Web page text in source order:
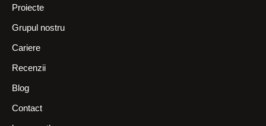
Proiecte
Grupul nostru
Cariere
Recenzii
Blog
Contact